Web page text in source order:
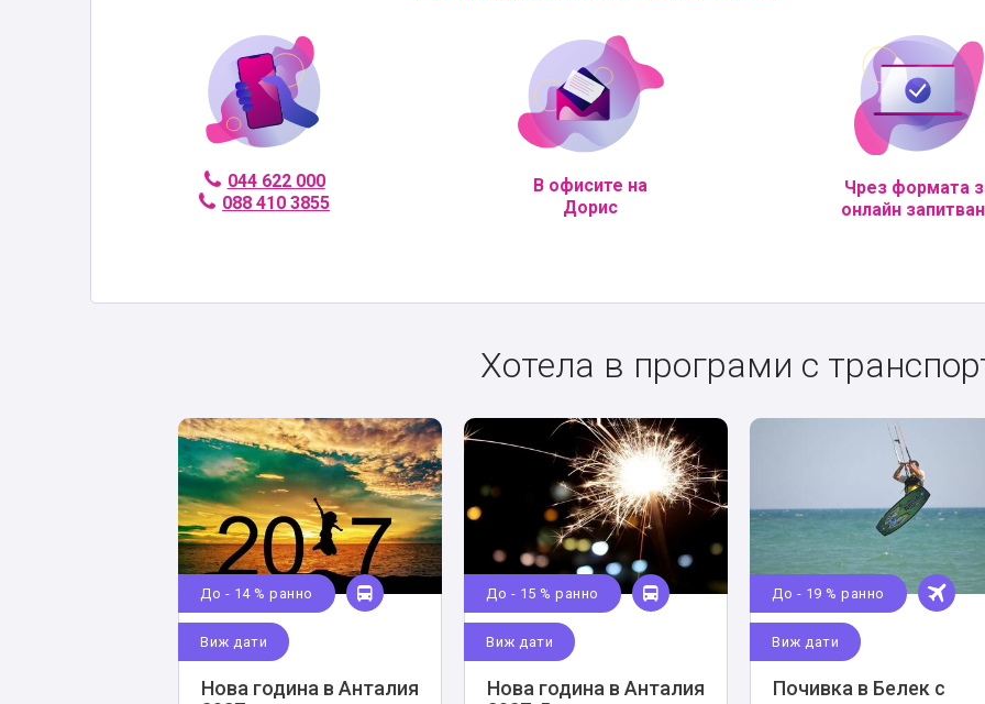
044 622 000
088 410 3855
В офисите на
Дорис
Чрез формата
онлайн
Хотела в програми с
До - 14 % ранно
Виж дати
Нова година в Анталия
До - 15 % ранно
Виж дати
Нова година в Анталия
До - 19 % ранно
Виж дати
Почивка в Белек с